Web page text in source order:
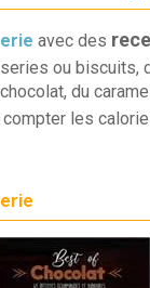
avec des
ou biscuits,
du
les